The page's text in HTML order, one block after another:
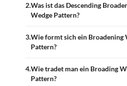
Was ist das Descending
Wedge Pattern?
Wie formt sich ein Broadening
Pattern?
Wie tradet man ein Broading
Pattern?